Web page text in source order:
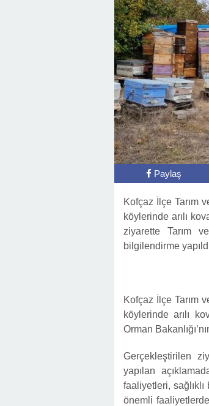
Paylaş
Kofçaz İlçe Tarım
köylerinde arılı
ziyarette Tarım
bilgilendirme
Kofçaz İlçe Tarım
köylerinde arılı
Orman
Gerçekleştirilen
yapılan
faaliyetleri,
önemli